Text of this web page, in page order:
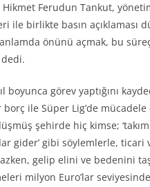
Ferudun Tankut,
ile birlikte basın açıklaması
önünü açmak, bu
boyunca görev yaptığını
borç ile Süper Lig’de
şehirde hiç kimse;
gider’ gibi söylemlerle,
gelip elini ve bedenini
milyon Euro’lar